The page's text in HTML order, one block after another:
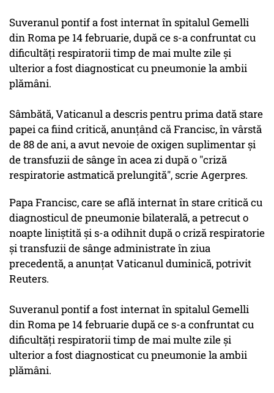
Suveranul pontif a fost internat în spitalul Gemelli
din Roma pe 14 februarie, după ce s-a confruntat cu
dificultăţi respiratorii timp de mai multe zile şi
ulterior a fost diagnosticat cu pneumonie la ambii
plămâni.
Sâmbătă, Vaticanul a descris pentru prima dată stare
papei ca fiind critică, anunţând că Francisc, în vârstă
de 88 de ani, a avut nevoie de oxigen suplimentar şi
de transfuzii de sânge în acea zi după o "criză
respiratorie astmatică prelungită", scrie Agerpres.
Papa Francisc, care se află internat în stare critică cu
diagnosticul de pneumonie bilaterală, a petrecut o
noapte liniştită şi s-a odihnit după o criză respiratorie
şi transfuzii de sânge administrate în ziua
precedentă, a anunţat Vaticanul duminică, potrivit
Reuters.
Suveranul pontif a fost internat în spitalul Gemelli
din Roma pe 14 februarie după ce s-a confruntat cu
dificultăţi respiratorii timp de mai multe zile şi
ulterior a fost diagnosticat cu pneumonie la ambii
plămâni.